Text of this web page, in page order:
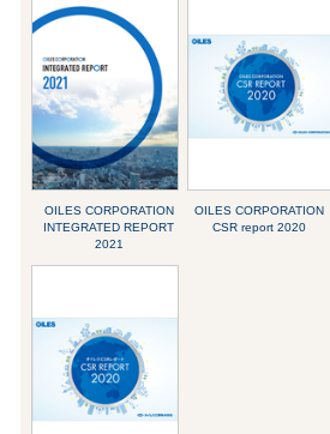
OILES CORPORATION
INTEGRATED REPORT
2021
OILES CORPORATION
CSR report 2020